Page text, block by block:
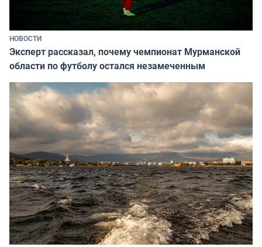
НОВОСТИ
Эксперт рассказал, почему чемпионат Мурманской
области по футболу остался незамеченным